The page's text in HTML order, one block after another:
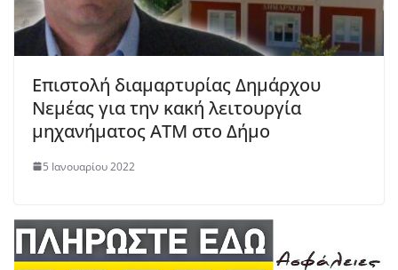
Επιστολή διαμαρτυρίας Δημάρχου
Νεμέας για την κακή λειτουργία
μηχανήματος ΑΤΜ στο Δήμο
5 Ιανουαρίου 2022